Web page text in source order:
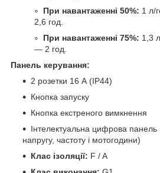
При навантаженні 50%: 1 л/
2,6 год.
При навантаженні 75%: 1,3
— 2 год.
Панель керування:
2 розетки 16 А (IP44)
Кнопка запуску
Кнопка екстреного вимкнення
Інтелектуальна цифрова панель
напругу, частоту і мотогодини)
Клас ізоляції: F / A